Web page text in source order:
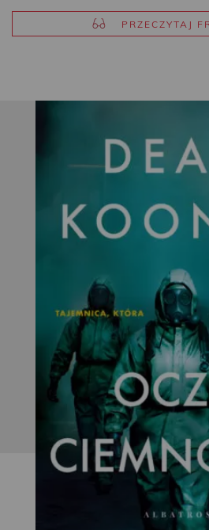
PRZECZYTAJ